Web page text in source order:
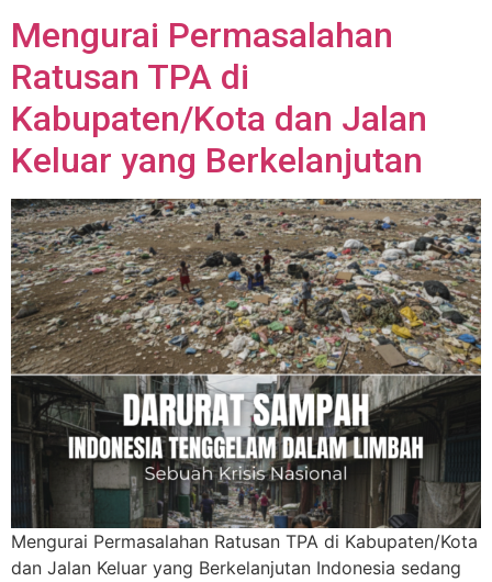
Mengurai Permasalahan
Ratusan TPA di
Kabupaten/Kota dan Jalan
Keluar yang Berkelanjutan
Mengurai Permasalahan Ratusan TPA di Kabupaten/Kota
dan Jalan Keluar yang Berkelanjutan Indonesia sedang